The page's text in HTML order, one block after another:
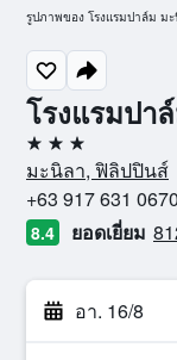
โรงแรมปา
3 ดาว
มะนิลา, ฟิลิปปินส์
+63 917 631 0670
8.4 ยอดเยี่ยม
อา. 16/8
รูปภาพของ โรงแรมปาล์ม ม